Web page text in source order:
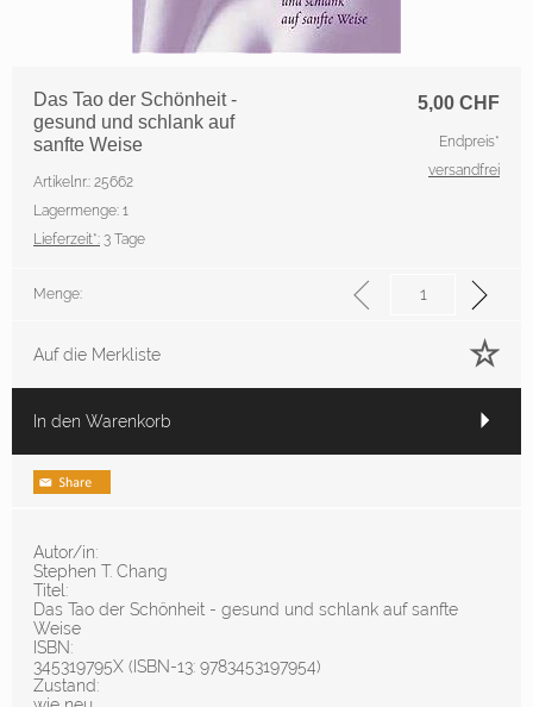
5,00 CHF
Das Tao der Schönheit -
gesund und schlank auf
sanfte Weise
Artikelnr.: 25662
Lagermenge: 1
Lieferzeit*: 3 Tage
Endpreis*
versandfrei
Menge:
Auf die Merkliste
In den Warenkorb
Autor/in:
Stephen T. Chang
Titel:
Das Tao der Schönheit - gesund und schlank auf sanfte
Weise
ISBN:
345319795X (ISBN-13: 9783453197954)
Zustand: